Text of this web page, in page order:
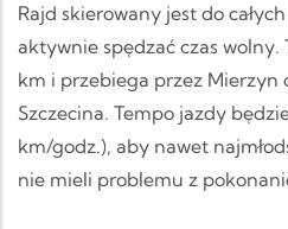
Rajd skierowany jest do
aktywnie spędzać czas wolny.
km i przebiega przez Mierzyn
Szczecina. Tempo jazdy
km/godz.), aby nawet
nie mieli problemu z